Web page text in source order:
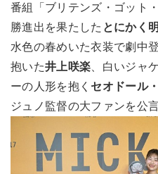
番組「ブリテンズ・ゴット
勝進出を果たした とにかく
水色の春めいた衣装で劇中
抱いた井上咲楽 、白いジャ
ーの人形を抱く セオドール
ジュノ監督の大ファンを公